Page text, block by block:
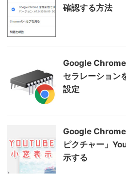
確認する方法
Google
セラレーション
設定
Google
ピクチャー」
示する